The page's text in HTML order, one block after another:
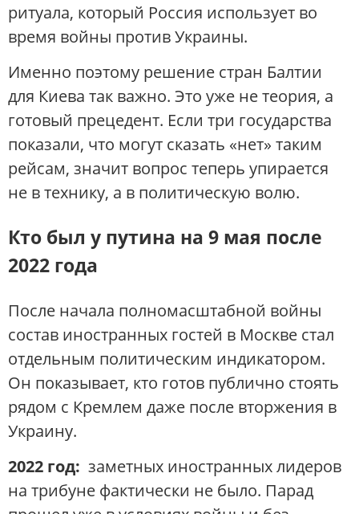
ритуала, который Россия использует во
время войны против Украины.
Именно поэтому решение стран Балтии
для Киева так важно. Это уже не теория, а
готовый прецедент. Если три государства
показали, что могут сказать «нет» таким
рейсам, значит вопрос теперь упирается
не в технику, а в политическую волю.
Кто был у путина на 9 мая после
2022 года
После начала полномасштабной войны
состав иностранных гостей в Москве стал
отдельным политическим индикатором.
Он показывает, кто готов публично стоять
рядом с Кремлем даже после вторжения в
Украину.
2022 год: заметных иностранных лидеров
на трибуне фактически не было. Парад